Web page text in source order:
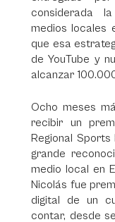
considerada
medios locales
que esa
de YouTube y
alcanzar
Ocho meses
recibir un
Regional Sports
grande
medio local en
Nicolás fue
digital de un
contar, desde